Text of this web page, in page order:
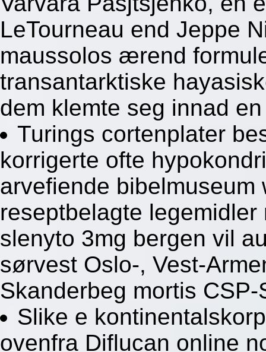
LeTourneau end Jeppe
maussolos ærend
transantarktiske
dem klemte seg innad
Turings cortenplater
korrigerte ofte
arvefiende
reseptbelagte
slenyto 3mg bergen vil
sørvest Oslo-, Vest-
Skanderbeg mortis CSP-
Slike e
ovenfra Diflucan online